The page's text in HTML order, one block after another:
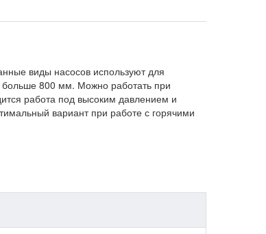
виды насосов используют для
больше 800 мм. Можно работать при
работа под высоким давлением и
вариант при работе с горячими